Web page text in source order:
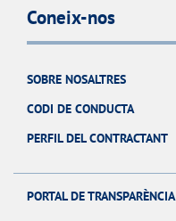
Coneix-nos
SOBRE NOSALTRES
CODI DE CONDUCTA
PERFIL DEL CONTRACTANT
PORTAL DE TRANSPARÈNCIA